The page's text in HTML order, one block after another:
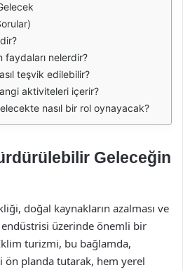
faydaları nelerdir?
teşvik edilebilir?
aktiviteleri içerir?
nasıl bir rol oynayacak?
Geleceğin
doğal kaynakların azalması ve
üzerinde önemli bir
turizmi, bu bağlamda,
planda tutarak, hem yerel